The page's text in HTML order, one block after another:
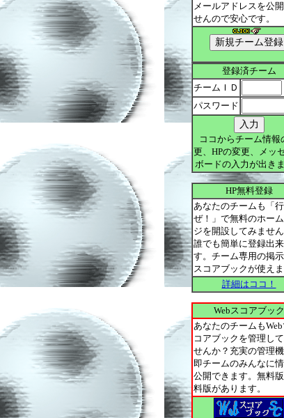
メールアドレスを公
せんので安心です。
登録済チーム
チームＩＤ
パスワード
ココからチーム情報
更、HPの変更、メッ
ボードの入力が出きま
HP無料登録
あなたのチームも「行
ぜ！」で無料のホー
ジを開設してみませ
誰でも簡単に登録出来
す。チーム専用の掲
スコアブックが使えま
詳細はココ！
Webスコアブック
あなたのチームも
コアブックを管理し
せんか？充実の管理
即チームのみんなに
公開できます。無料
料版があります。